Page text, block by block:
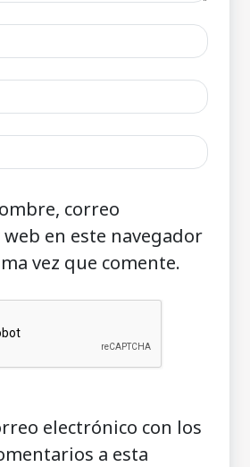
correo
en este navegador
vez que comente.
electrónico con los
a esta